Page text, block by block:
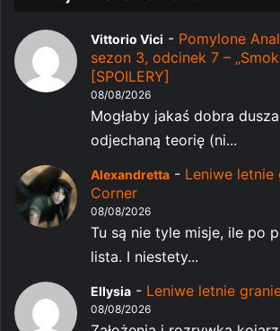
Vittorio Vici - Pomylone
sezon 3, odcinek 7 –
[SPOILERY]
08/08/2026
Mogłaby jakaś dobra
odjechaną teorię (ni...
Alexandretta - Leniwe letnie
Corner
08/08/2026
Tu są nie tyle misje, ile po
lista. I niestety...
Ellysia - Leniwe letnie
08/08/2026